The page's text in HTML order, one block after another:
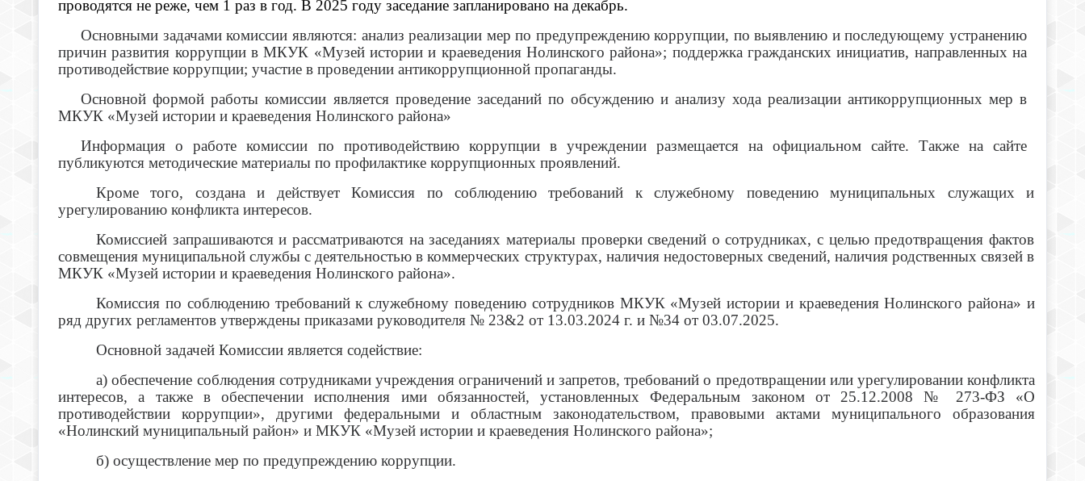
проводятся не реже, чем 1 раз в год. В 2025 году заседание запланировано на декабрь.
Основными задачами комиссии являются: анализ реализации мер по предупреждению коррупции, по выявлению и последующему устранению
причин развития коррупции в МКУК «Музей истории и краеведения Нолинского района»; поддержка гражданских инициатив, направленных на
противодействие коррупции; участие в проведении антикоррупционной пропаганды.
Основной формой работы комиссии является проведение заседаний по обсуждению и анализу хода реализации антикоррупционных мер в
МКУК «Музей истории и краеведения Нолинского района»
Информация о работе комиссии по противодействию коррупции в учреждении размещается на официальном сайте. Также на сайте
публикуются методические материалы по профилактике коррупционных проявлений.
Кроме того, создана и действует Комиссия по соблюдению требований к служебному поведению муниципальных служащих и
урегулированию конфликта интересов.
Комиссией запрашиваются и рассматриваются на заседаниях материалы проверки сведений о сотрудниках, с целью предотвращения фактов
совмещения муниципальной службы с деятельностью в коммерческих структурах, наличия недостоверных сведений, наличия родственных связей в
МКУК «Музей истории и краеведения Нолинского района».
Комиссия по соблюдению требований к служебному поведению сотрудников МКУК «Музей истории и краеведения Нолинского района» и
ряд других регламентов утверждены приказами руководителя № 23&2 от 13.03.2024 г. и №34 от 03.07.2025.
Основной задачей Комиссии является содействие:
а) обеспечение соблюдения сотрудниками учреждения ограничений и запретов, требований о предотвращении или урегулировании конфликта
интересов, а также в обеспечении исполнения ими обязанностей, установленных Федеральным законом от 25.12.2008 № 273-ФЗ «О
противодействии коррупции», другими федеральными и областным законодательством, правовыми актами муниципального образования
«Нолинский муниципальный район» и МКУК «Музей истории и краеведения Нолинского района»;
б) осуществление мер по предупреждению коррупции.